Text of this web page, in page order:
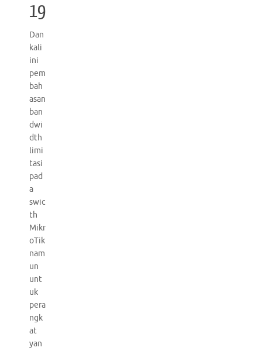
19
Dan
kali
ini
pem
bah
asan
ban
dwi
dth
limi
tasi
pad
a
swic
th
Mikr
oTik
nam
un
unt
uk
pera
ngk
at
yan